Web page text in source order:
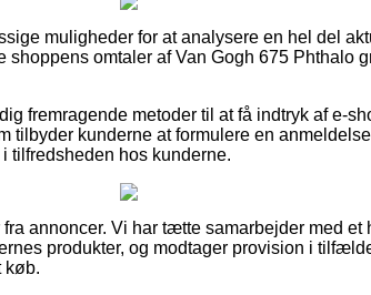
muligheder for at analysere en hel del
omtaler af Van Gogh 675 Phthalo
fremragende metoder til at få indtryk af e-
tilbyder kunderne at formulere en
tilfredsheden hos kunderne.
annoncer. Vi har tætte samarbejder med et
produkter, og modtager provision i
køb.